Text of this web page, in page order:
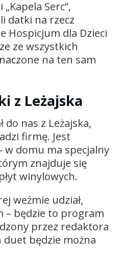
Serc”,
datki na rzecz
Hospicjum dla Dzieci
ze wszystkich
na ten sam
z Leżajska
do nas z Leżajska,
firmę. Jest
w domu ma specjalny
znajduje się
winylowych.
weźmie udział,
– będzie to program
przez redaktora
duet będzie można